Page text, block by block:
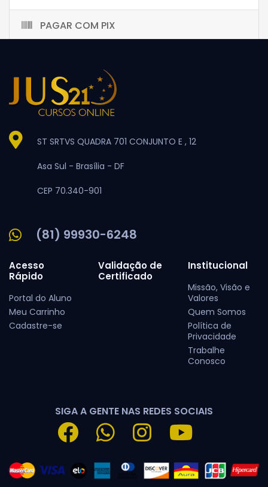
PAGAR COM PIX
ST SRTVS QUADRA 701 CONJUNTO E , 12
Asa Sul - Brasília - DF
CEP 70.340-901
(81) 99930-6248
Acesso
Rápido
Portal do Aluno
Meu Carrinho
Cadastre-se
Validação de
Certificado
Institucional
Missão, Visão e
Valores
Quem Somos
Política de
Privacidade
Trabalhe
Conosco
SIGA A GENTE NAS REDES SOCIAIS